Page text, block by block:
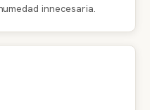
innecesaria.